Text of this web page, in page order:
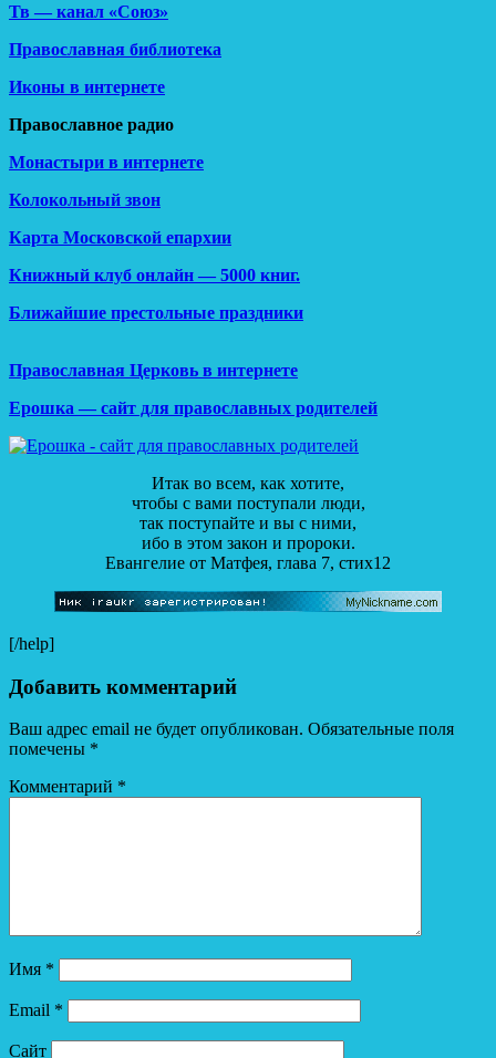
Тв — канал «Союз»
Православная библиотека
Иконы в интернете
Православное радио
Монастыри в интернете
Колокольный звон
Карта Московской епархии
Книжный клуб онлайн — 5000 книг.
Ближайшие престольные праздники
Православная Церковь в интернете
Ерошка — сайт для православных родителей
Итак во всем, как хотите,
чтобы с вами поступали люди,
так поступайте и вы с ними,
ибо в этом закон и пророки.
Евангелие от Матфея, глава 7, стих12
[/help]
Добавить комментарий
Ваш адрес email не будет опубликован. Обязательные поля
помечены *
Комментарий *
Имя *
Email *
Сайт